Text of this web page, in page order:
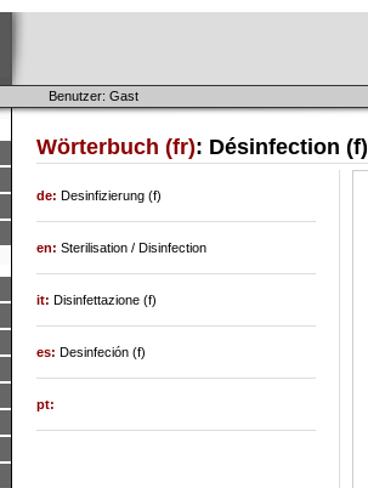
Benutzer: Gast
Wörterbuch (fr): Désinfection (f)
de: Desinfizierung (f)
en: Sterilisation / Disinfection
it: Disinfettazione (f)
es: Desinfeción (f)
pt: